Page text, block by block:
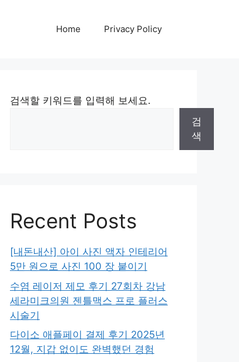
Home Privacy Policy
검색할 키워드를 입력해 보세요.
검
색
Recent Posts
[내돈내산] 아이 사진 액자 인테리어
5만 원으로 사진 100 장 붙이기
수염 레이저 제모 후기 27회차 강남
세라미크의원 젠틀맥스 프로 플러스
시술기
다이소 애플페이 결제 후기 2025년
12월, 지갑 없이도 완벽했던 경험